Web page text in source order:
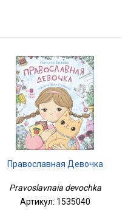
Православная Девочка
Pravoslavnaia devochka
Артикул: 1535040